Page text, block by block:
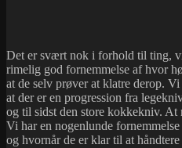
Det er svært nok i forhold til ting,
rimelig god fornemmelse af hvor
at de selv prøver at klatre derop.
at der er en progression fra
og til sidst den store kokkekniv. At
Vi har en nogenlunde
og hvornår de er klar til at